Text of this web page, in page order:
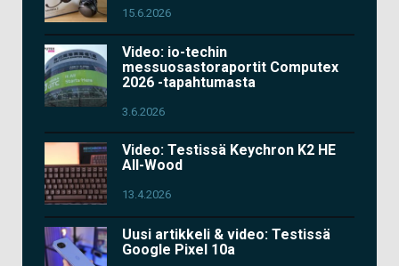
15.6.2026
Video: io-techin
messuosastoraportit Computex
2026 -tapahtumasta
3.6.2026
Video: Testissä Keychron K2 HE
All-Wood
13.4.2026
Uusi artikkeli & video: Testissä
Google Pixel 10a